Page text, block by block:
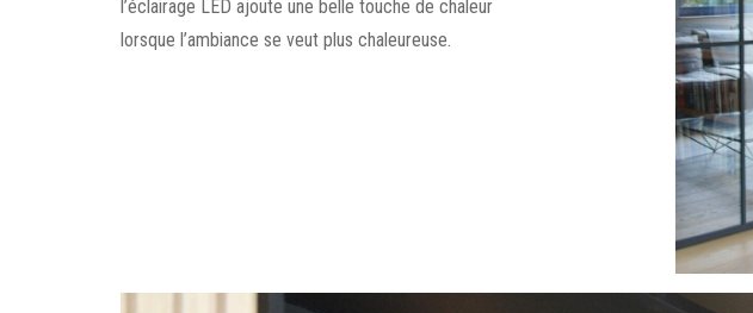
l’éclairage LED ajoute une belle touche de chaleur
lorsque l’ambiance se veut plus chaleureuse.